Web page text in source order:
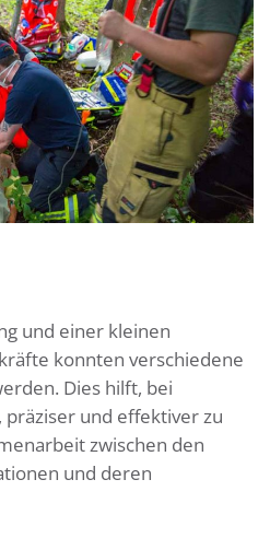
und einer kleinen
konnten verschiedene
Dies hilft, bei
präziser und effektiver zu
zwischen den
und deren